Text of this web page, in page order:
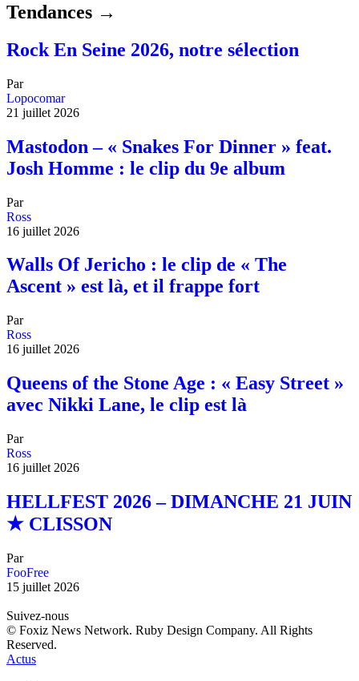
Tendances →
Rock En Seine 2026, notre sélection
Par
Lopocomar
21 juillet 2026
Mastodon – « Snakes For Dinner » feat.
Josh Homme : le clip du 9e album
Par
Ross
16 juillet 2026
Walls Of Jericho : le clip de « The
Ascent » est là, et il frappe fort
Par
Ross
16 juillet 2026
Queens of the Stone Age : « Easy Street »
avec Nikki Lane, le clip est là
Par
Ross
16 juillet 2026
HELLFEST 2026 – DIMANCHE 21 JUIN
★ CLISSON
Par
FooFree
15 juillet 2026
Suivez-nous
© Foxiz News Network. Ruby Design Company. All Rights
Reserved.
Actus